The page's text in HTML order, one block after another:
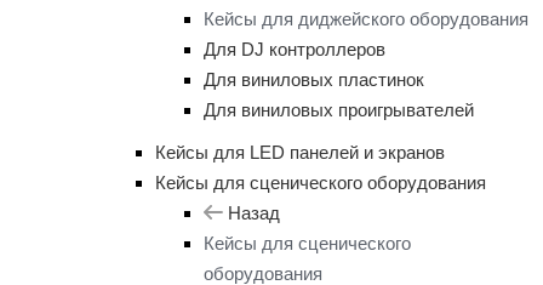
Кейсы для диджейского оборудования
Для DJ контроллеров
Для виниловых пластинок
Для виниловых проигрывателей
Кейсы для LED панелей и экранов
Кейсы для сценического оборудования
Назад
Кейсы для сценического
оборудования